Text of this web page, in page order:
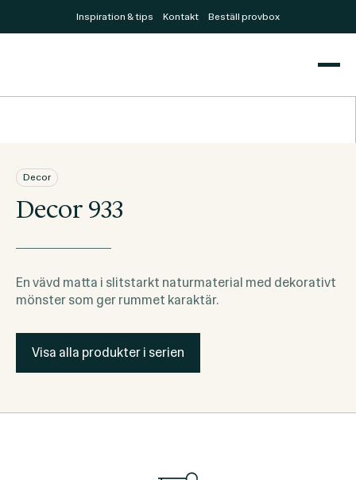
Inspiration & tips Kontakt Beställ provbox
Decor
Decor 933
En vävd matta i slitstarkt naturmaterial med dekorativt
mönster som ger rummet karaktär.
Visa alla produkter i serien